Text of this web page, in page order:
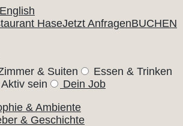
English
Jetzt AnfragenBUCHEN
& Suiten
Essen & Trinken
Aktiv sein
Dein Job
& Ambiente
& Geschichte